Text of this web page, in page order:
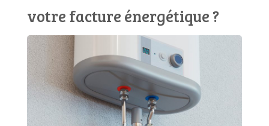
votre facture énergétique ?